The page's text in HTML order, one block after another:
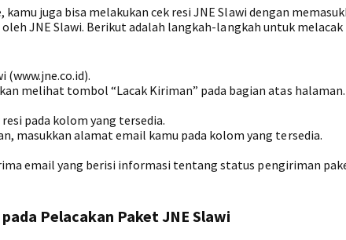
juga bisa melakukan cek resi JNE Slawi dengan
JNE Slawi. Berikut adalah langkah-langkah untuk
(www.jne.co.id).
melihat tombol “Lacak Kiriman” pada bagian atas
pada kolom yang tersedia.
masukkan alamat email kamu pada kolom yang tersedia.
email yang berisi informasi tentang status pengiriman
Pelacakan Paket JNE Slawi